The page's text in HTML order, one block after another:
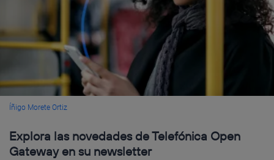
Íñigo Morete Ortiz
Explora las novedades de Telefónica Open
Gateway en su newsletter